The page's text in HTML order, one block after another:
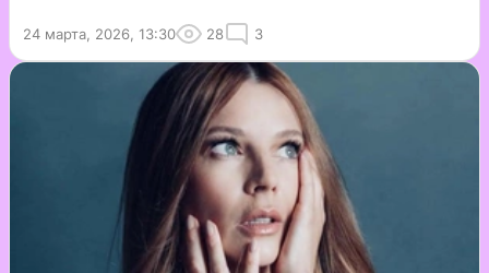
24 марта, 2026, 13:30 28 3